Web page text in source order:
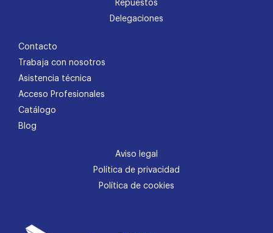
Repuestos
Delegaciones
Contacto
Trabaja con nosotros
Asistencia técnica
Acceso Profesionales
Catálogo
Blog
Aviso legal
Política de privacidad
Política de cookies